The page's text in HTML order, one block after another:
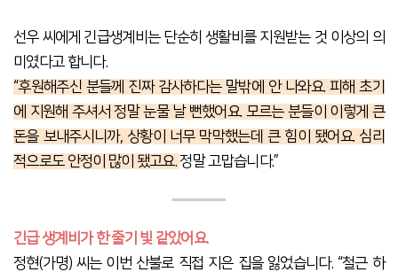
선우 씨에게 긴급생계비는 단순히 생활비를 지원받는 것 이상의 의
미였다고 합니다.
“후원해주신 분들께 진짜 감사하다는 말밖에 안 나와요. 피해 초기
에 지원해 주셔서 정말 눈물 날 뻔했어요. 모르는 분들이 이렇게 큰
돈을 보내주시니까, 상황이 너무 막막했는데 큰 힘이 됐어요. 심리
적으로도 안정이 많이 됐고요.정말 고맙습니다.”
긴급 생계비가 한 줄기 빛 같았어요.
정현(가명) 씨는 이번 산불로 직접 지은 집을 잃었습니다. “철근 하